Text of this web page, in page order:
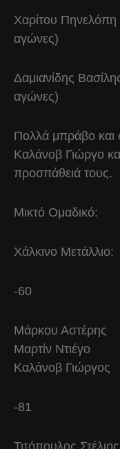
Χαρίτου
αγώνες)
Δαμιανίδης
αγώνες)
Πολλά μπράβο και
Καλάνοβ Γιώργο
προσπάθειά τους.
Μικτό Ομαδικό:
Χάλκινο Μετάλλιο:
-60
Μάρκου Αστέρης
Μαρτίν Ντιέγο
Καλάνοβ Γιώργος
-81
Τιτόπουλος Στέλιος